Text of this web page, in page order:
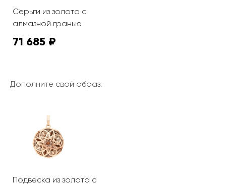
Серьги из золота с
алмазной гранью
71 685 ₽
Дополните свой образ:
Подвеска из золота с